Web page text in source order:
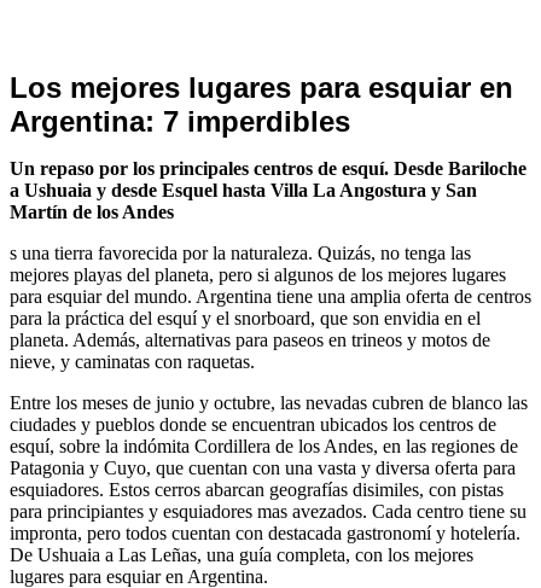
Ultimas
Noticias
Los mejores lugares para esquiar en
Argentina: 7 imperdibles
Un repaso por los principales centros de esquí. Desde Bariloche
a Ushuaia y desde Esquel hasta Villa La Angostura y San
Martín de los Andes
s una tierra favorecida por la naturaleza. Quizás, no tenga las
mejores playas del planeta, pero si algunos de los mejores lugares
para esquiar del mundo. Argentina tiene una amplia oferta de centros
para la práctica del esquí y el snorboard, que son envidia en el
planeta. Además, alternativas para paseos en trineos y motos de
nieve, y caminatas con raquetas.
Entre los meses de junio y octubre, las nevadas cubren de blanco las
ciudades y pueblos donde se encuentran ubicados los centros de
esquí, sobre la indómita Cordillera de los Andes, en las regiones de
Patagonia y Cuyo, que cuentan con una vasta y diversa oferta para
esquiadores. Estos cerros abarcan geografías disimiles, con pistas
para principiantes y esquiadores mas avezados. Cada centro tiene su
impronta, pero todos cuentan con destacada gastronomí y hotelería.
De Ushuaia a Las Leñas, una guía completa, con los mejores
lugares para esquiar en Argentina.